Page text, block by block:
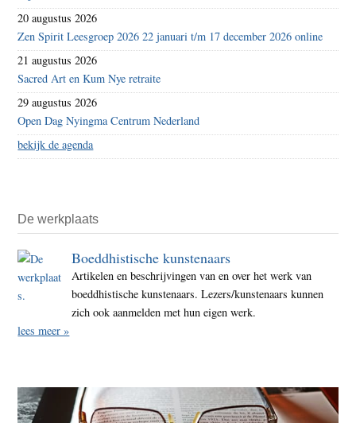
20 augustus 2026
Zen Spirit Leesgroep 2026 22 januari t/m 17 december 2026 online
21 augustus 2026
Sacred Art en Kum Nye retraite
29 augustus 2026
Open Dag Nyingma Centrum Nederland
bekijk de agenda
De werkplaats
Boeddhistische kunstenaars
Artikelen en beschrijvingen van en over het werk van
boeddhistische kunstenaars. Lezers/kunstenaars kunnen
zich ook aanmelden met hun eigen werk.
lees meer »